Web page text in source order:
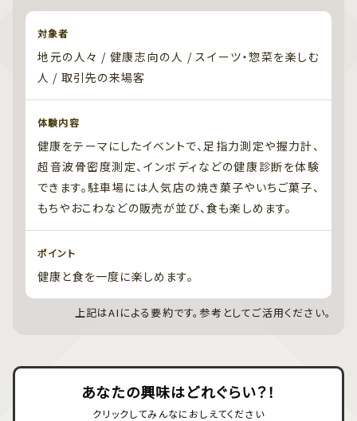
対象者
地元の人々 / 健康志向の人 / スイーツ・惣菜を楽しむ
人 / 取引先の来場客
体験内容
健康をテーマにしたイベントで、足指力測定や握力計、
超音波骨密度測定、インボディなどの健康診断を体験
できます。駐車場には人気店の焼き菓子やいちご菓子、
もちやおこわなどの販売が並び、食も楽しめます。
ポイント
健康と食を一度に楽しめます。
上記はAIによる要約です。参考としてご活用ください。
あなたの興味はどれぐらい？！
クリックしてみんなにおしえてください